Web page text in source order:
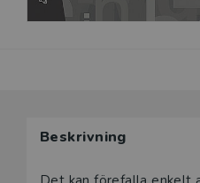
Beskrivning